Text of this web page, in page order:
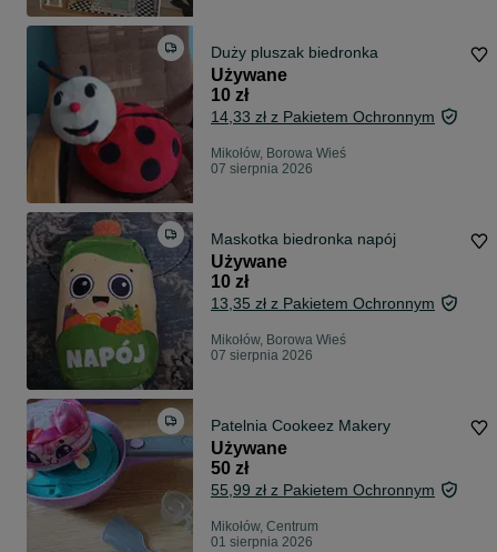
Duży pluszak biedronka
Używane
10 zł
14,33 zł z Pakietem Ochronnym
Mikołów, Borowa Wieś
07 sierpnia 2026
Maskotka biedronka napój
Używane
10 zł
13,35 zł z Pakietem Ochronnym
Mikołów, Borowa Wieś
07 sierpnia 2026
Patelnia Cookeez Makery
Używane
50 zł
55,99 zł z Pakietem Ochronnym
Mikołów, Centrum
01 sierpnia 2026